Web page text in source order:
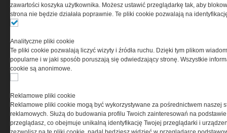
(zwana dalej Grupa MEDIUM) w postaci Regulaminu.
Ta witryna wykorzystuje pliki cookies do przechowywania
informacji na Twoim komputerze. Pliki cookies stosujemy
w celu świadczenia usług na najwyższym poziomie,
zawartości koszyka użytkownika. Możesz ustawić przeglądarkę tak, aby
strona nie będzie działała poprawnie. Te pliki cookie pozwalają na
Analityczne pliki cookie
Te pliki cookie pozwalają liczyć wizyty i źródła ruchu. Dzięki tym plikom
popularne i w jaki sposób poruszają się odwiedzający stronę. Wszystkie
cookie są anonimowe.
Reklamowe pliki cookie
Reklamowe pliki cookie mogą być wykorzystywane za pośrednictwem naszej
reklamowych. Służą do budowania profilu Twoich zainteresowań na
przeglądasz, co obejmuje unikalną identyfikację Twojej przeglądarki i